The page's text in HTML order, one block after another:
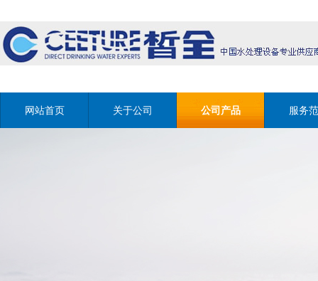
网站首页 关于公司 公司产品 服务